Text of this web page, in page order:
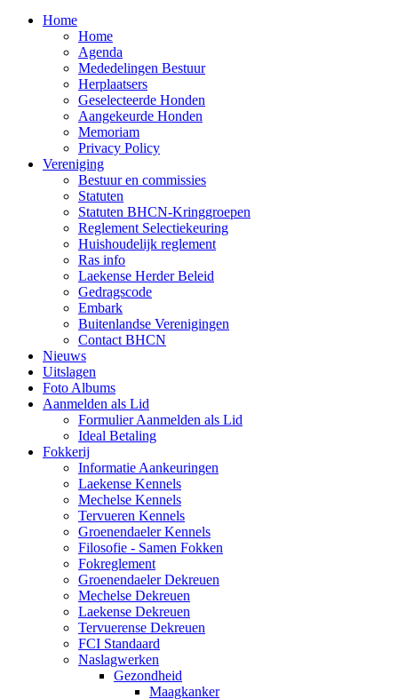
Home
Home
Agenda
Mededelingen Bestuur
Herplaatsers
Geselecteerde Honden
Aangekeurde Honden
Memoriam
Privacy Policy
Vereniging
Bestuur en commissies
Statuten
Statuten BHCN-Kringgroepen
Reglement Selectiekeuring
Huishoudelijk reglement
Ras info
Laekense Herder Beleid
Gedragscode
Embark
Buitenlandse Verenigingen
Contact BHCN
Nieuws
Uitslagen
Foto Albums
Aanmelden als Lid
Formulier Aanmelden als Lid
Ideal Betaling
Fokkerij
Informatie Aankeuringen
Laekense Kennels
Mechelse Kennels
Tervueren Kennels
Groenendaeler Kennels
Filosofie - Samen Fokken
Fokreglement
Groenendaeler Dekreuen
Mechelse Dekreuen
Laekense Dekreuen
Tervuerense Dekreuen
FCI Standaard
Naslagwerken
Gezondheid
Maagkanker